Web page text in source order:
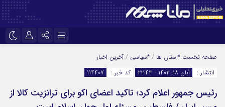
اینستاگرام
سروش
ایتا
آپارات
نام کاربری یا نشانی ایمیل
رمز عبور
صفحه نخست *استان ها / *سیاسی / آخرین اخبار
انتشار :
آبان ۱۸, ۱۴۰۲ - ۲۲:۴۳ کد خبر : 114407
رئیس جمهور اعلام کرد؛ تاکید اعضای اکو برای ترانزیت کالا از